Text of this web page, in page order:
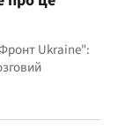
Ukraine":